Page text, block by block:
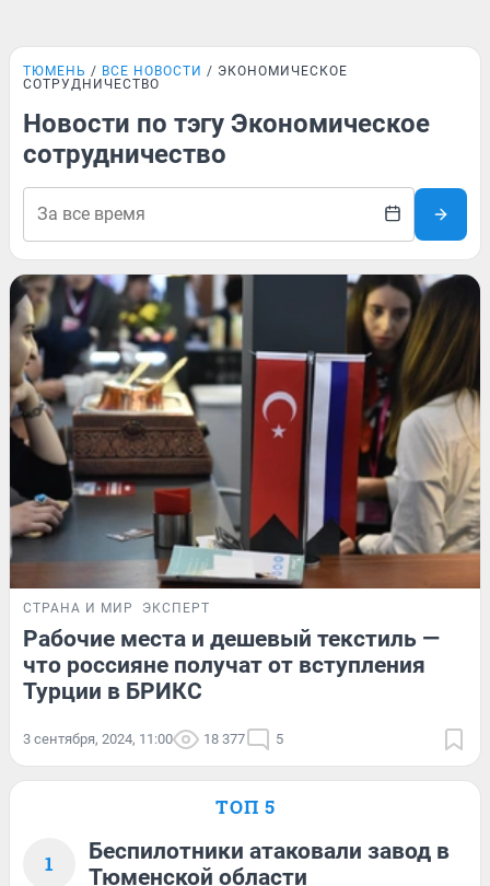
ТЮМЕНЬ ВСЕ НОВОСТИ
ЭКОНОМИЧЕСКОЕ
СОТРУДНИЧЕСТВО
Новости по тэгу Экономическое
сотрудничество
СТРАНА И МИР ЭКСПЕРТ
Рабочие места и дешевый текстиль —
что россияне получат от вступления
Турции в БРИКС
3 сентября, 2024, 11:00 18 377 5
ТОП 5
1
Беспилотники атаковали завод в
Тюменской области